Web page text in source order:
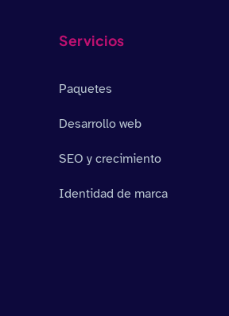
Servicios
Paquetes
Desarrollo web
SEO y crecimiento
Identidad de marca